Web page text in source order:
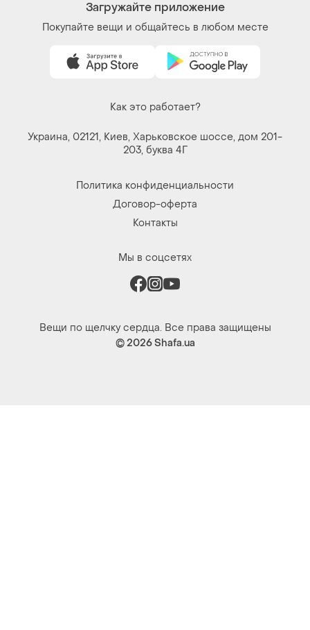
Загружайте приложение
Покупайте вещи и общайтесь в любом месте
Как это работает?
Украина, 02121, Киев, Харьковское шоссе, дом 201-
203, буква 4Г
Политика конфиденциальности
Договор-оферта
Контакты
Мы в соцсетях
Вещи по щелчку сердца. Все права защищены
© 2026Shafa.ua